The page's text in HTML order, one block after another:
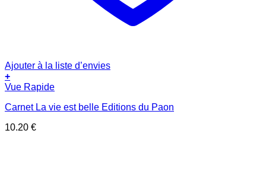
Ajouter à la liste d’envies
+
Vue Rapide
Carnet La vie est belle Editions du Paon
10.20 €